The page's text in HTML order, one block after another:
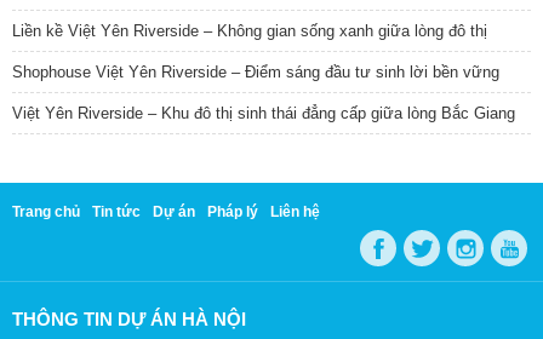
Liền kề Việt Yên Riverside – Không gian sống xanh giữa lòng đô thị
Shophouse Việt Yên Riverside – Điểm sáng đầu tư sinh lời bền vững
Việt Yên Riverside – Khu đô thị sinh thái đẳng cấp giữa lòng Bắc Giang
Trang chủ Tin tức Dự án Pháp lý Liên hệ
THÔNG TIN DỰ ÁN HÀ NỘI